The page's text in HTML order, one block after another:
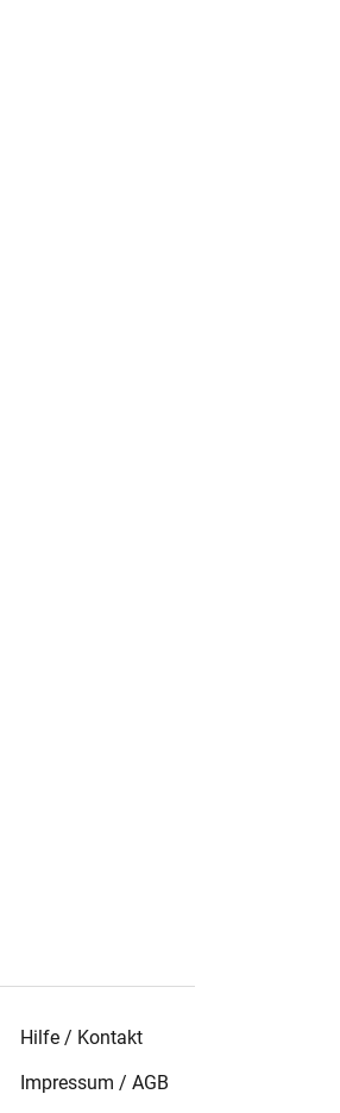
Hilfe / Kontakt
Impressum / AGB